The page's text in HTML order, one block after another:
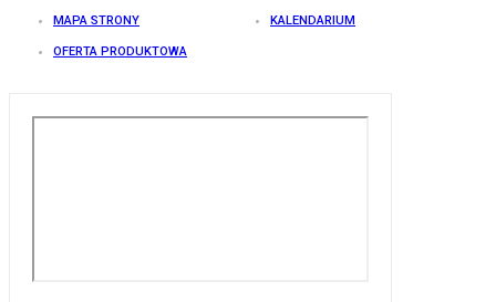
MAPA STRONY KALENDARIUM
OFERTA PRODUKTOWA